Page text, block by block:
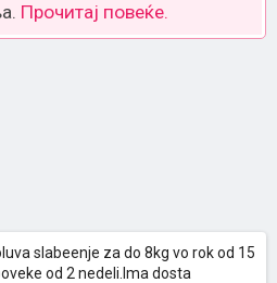
Прочитај повеќе.
slabeenje za do 8kg vo rok od 15
od 2 nedeli.Ima dosta